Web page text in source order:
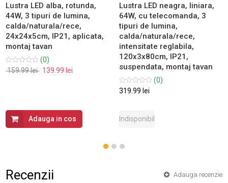
Lustra LED alba, rotunda,
44W, 3 tipuri de lumina,
calda/naturala/rece,
24x24x5cm, IP21, aplicata,
montaj tavan
(0)
159.99 lei 139.99 lei
Adauga in cos
Lustra LED neagra, liniara,
64W, cu telecomanda, 3
tipuri de lumina,
calda/naturala/rece,
intensitate reglabila,
120x3x80cm, IP21,
suspendata, montaj tavan
(0)
319.99 lei
Indisponibil
Recenzii Adauga recenzie